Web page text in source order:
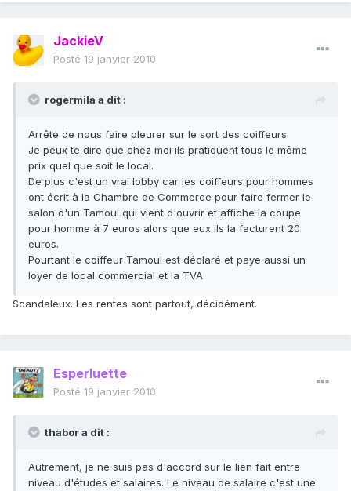
JackieV
Posté 19 janvier 2010
rogermila a dit :
Arrête de nous faire pleurer sur le sort des coiffeurs.
Je peux te dire que chez moi ils pratiquent tous le même
prix quel que soit le local.
De plus c'est un vrai lobby car les coiffeurs pour hommes
ont écrit à la Chambre de Commerce pour faire fermer le
salon d'un Tamoul qui vient d'ouvrir et affiche la coupe
pour homme à 7 euros alors que eux ils la facturent 20
euros.
Pourtant le coiffeur Tamoul est déclaré et paye aussi un
loyer de local commercial et la TVA
Scandaleux. Les rentes sont partout, décidément.
Esperluette
Posté 19 janvier 2010
thabor a dit :
Autrement, je ne suis pas d'accord sur le lien fait entre
niveau d'études et salaires. Le niveau de salaire c'est une